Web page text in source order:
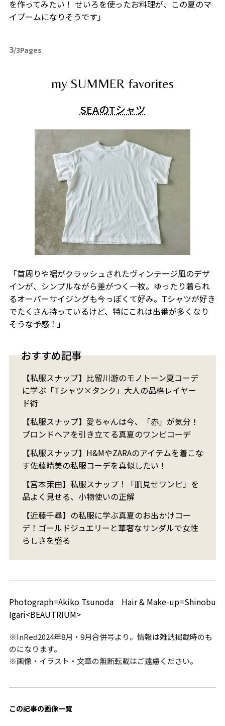
を作ってみたい！ せいろを使ったお料理が、この夏のマ
イブームになりそうです」
3/3Pages
my SUMMER favorites
SEAのTシャツ
「首周りや裾がクラッシュされたヴィンテージ風のデザ
インが、シンプルながら差がつく一枚。ゆったり着られ
るオーバーサイジングも今っぽくて好み。Tシャツが好き
でたくさん持っているけど、特にこれは出番が多くなり
そうな予感！」
おすすめ記事
【私服スナップ】比留川游のモノトーン夏コーデ
に学ぶ「Tシャツ×タンク」大人の品格レイヤー
ド術
【私服スナップ】愛ちゃんは今、「赤」が気分！
ブロンドヘアを引き立てる真夏のワンピコーデ
【私服スナップ】H&MやZARAのアイテムを着こな
す佐藤晴美の私服コーデを真似したい！
【宮本茉由】私服スナップ！「肌見せワンピ」を
品よく見せる、小物使いの正解
【近藤千尋】の私服に学ぶ真夏のお出かけコー
デ！ゴールドジュエリーと華奢なサンダルで女性
らしさを盛る
Photograph=Akiko Tsunoda Hair & Make-up=Shinobu
Igari<BEAUTRIUM>
※InRed2024年8月・9月合併号より。情報は雑誌掲載時のも
のになります。
※画像・イラスト・文章の無断転載はご遠慮ください。
この記事の画像一覧